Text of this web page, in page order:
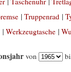
|Truppenrad |
|Werkzeugtasche |
von